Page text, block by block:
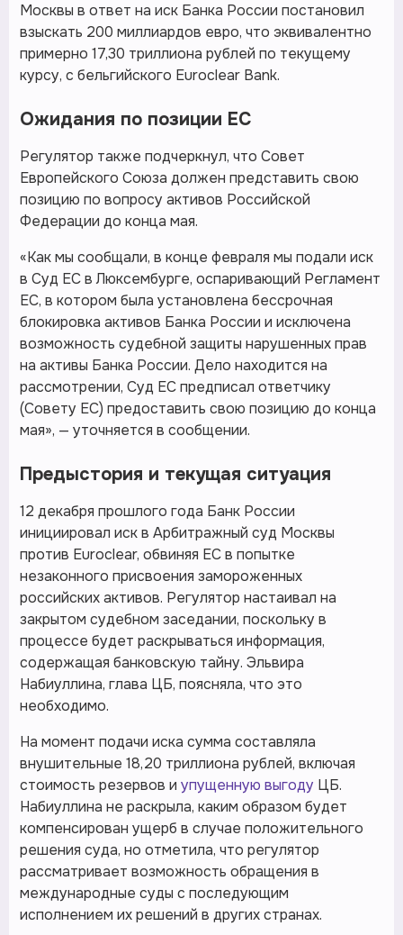
Москвы в ответ на иск Банка России постановил
взыскать 200 миллиардов евро, что эквивалентно
примерно 17,30 триллиона рублей по текущему
курсу, с бельгийского Euroclear Bank.
Ожидания по позиции ЕС
Регулятор также подчеркнул, что Совет
Европейского Союза должен представить свою
позицию по вопросу активов Российской
Федерации до конца мая.
«Как мы сообщали, в конце февраля мы подали иск
в Суд ЕС в Люксембурге, оспаривающий Регламент
ЕС, в котором была установлена бессрочная
блокировка активов Банка России и исключена
возможность судебной защиты нарушенных прав
на активы Банка России. Дело находится на
рассмотрении, Суд ЕС предписал ответчику
(Совету ЕС) предоставить свою позицию до конца
мая», — уточняется в сообщении.
Предыстория и текущая ситуация
12 декабря прошлого года Банк России
инициировал иск в Арбитражный суд Москвы
против Euroclear, обвиняя ЕС в попытке
незаконного присвоения замороженных
российских активов. Регулятор настаивал на
закрытом судебном заседании, поскольку в
процессе будет раскрываться информация,
содержащая банковскую тайну. Эльвира
Набиуллина, глава ЦБ, поясняла, что это
необходимо.
На момент подачи иска сумма составляла
внушительные 18,20 триллиона рублей, включая
стоимость резервов и упущенную выгоду ЦБ.
Набиуллина не раскрыла, каким образом будет
компенсирован ущерб в случае положительного
решения суда, но отметила, что регулятор
рассматривает возможность обращения в
международные суды с последующим
исполнением их решений в других странах.